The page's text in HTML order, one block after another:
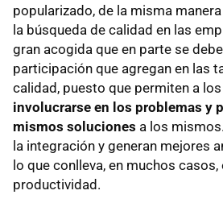
popularizado, de la misma
la búsqueda de calidad en las
gran acogida que en parte se
participación que agregan en las
calidad, puesto que permiten a
involucrarse en los problemas y
mismos soluciones a los
la integración y generan mejores
lo que conlleva, en muchos casos,
productividad.